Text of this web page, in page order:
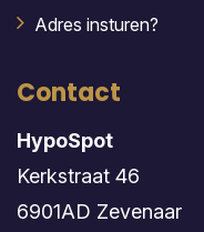
Adres insturen?
Contact
HypoSpot
Kerkstraat 46
6901AD Zevenaar